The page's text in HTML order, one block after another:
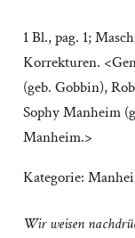
1 Bl., pag. 1;
Korrekturen.
(geb. Gobbin),
Sophy Manheim
Manheim.>
Kategorie:
Wir weisen